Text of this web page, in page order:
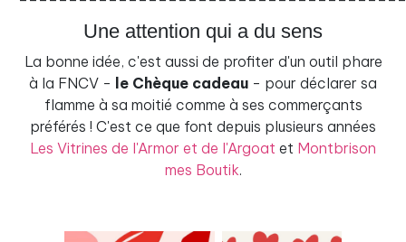
Une attention qui a du sens
La bonne idée, c'est aussi de profiter d'un outil phare
à la FNCV - le Chèque cadeau - pour déclarer sa
flamme à sa moitié comme à ses commerçants
préférés ! C'est ce que font depuis plusieurs années
Les Vitrines de l'Armor et de l'Argoat et Montbrison
mes Boutik.